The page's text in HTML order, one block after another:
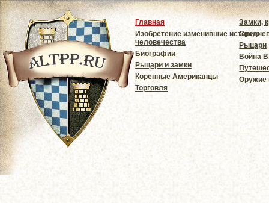
Главная
Изобретение изменившие историю
человечества
Биографии
Рыцари и замки
Коренные Американцы
Торговля
Замки,
Рыцари
Война
Оружие